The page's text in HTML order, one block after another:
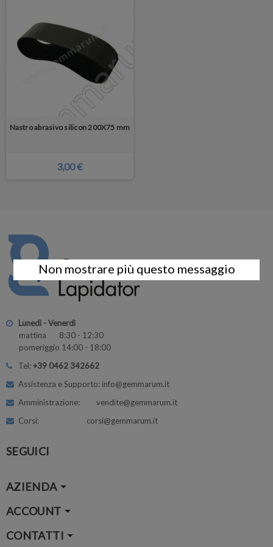
Nastro abrasivo silicon 200X75 mm
3,00 €
Lunedì - Venerdì
mattina 8:30 - 12:30
pomeriggio 14:00 - 18:00
Tel:+39 0462 342662
Assistenza e Supporto: info@gemmarum.it
Amministrazione: vendite@gemmarum.it
Corsi: corsi@gemmarum.it
SEGUICI
AZIENDA
ACCOUNT
CONTATTI
Non mostrare più questo messaggio